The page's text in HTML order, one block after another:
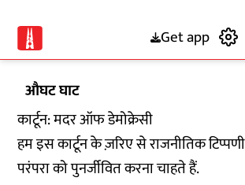
Get app
औघट घाट
कार्टून: मदर ऑफ डेमोक्रेसी
हम इस कार्टून के ज़रिए से राजनीतिक
परंपरा को पुनर्जीवित करना चाहते हैं.